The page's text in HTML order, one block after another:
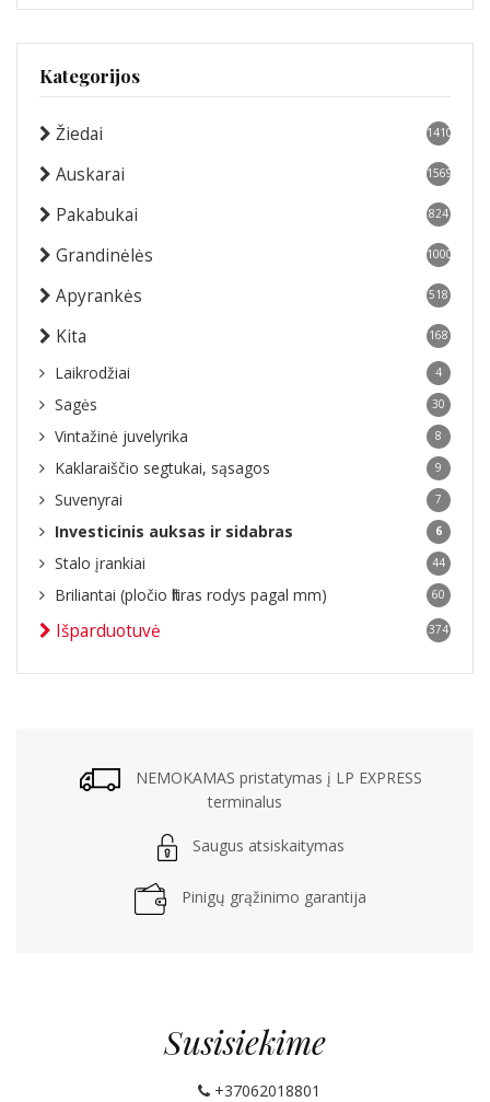
Kategorijos
Žiedai 1410
Auskarai 1569
Pakabukai 824
Grandinėlės 1000
Apyrankės 518
Kita 168
Laikrodžiai 4
Sagės 30
Vintažinė juvelyrika 8
Kaklaraiščio segtukai, sąsagos 9
Suvenyrai 7
Investicinis auksas ir sidabras 6
Stalo įrankiai 44
Briliantai (pločio filtras rodys pagal mm) 60
Išparduotuvė 374
NEMOKAMAS pristatymas į LP EXPRESS
terminalus
Saugus atsiskaitymas
Pinigų grąžinimo garantija
Susisiekime
+37062018801